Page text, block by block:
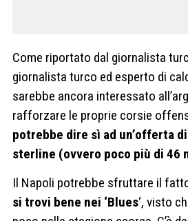
Come riportato dal giornalista
giornalista turco ed esperto di
sarebbe ancora interessato
rafforzare le proprie corsie
potrebbe dire sì ad un’offerta
sterline (ovvero poco più di 46
Il Napoli potrebbe sfruttare il
si trovi bene nei ‘Blues‘, visto